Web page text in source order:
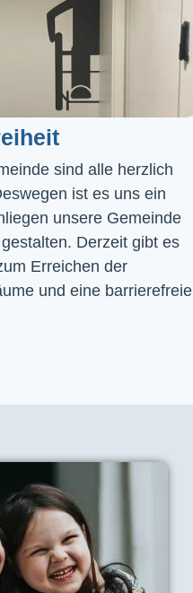
sind alle herzlich
ist es uns ein
unsere Gemeinde
Derzeit gibt es
Erreichen der
und eine barrierefreie